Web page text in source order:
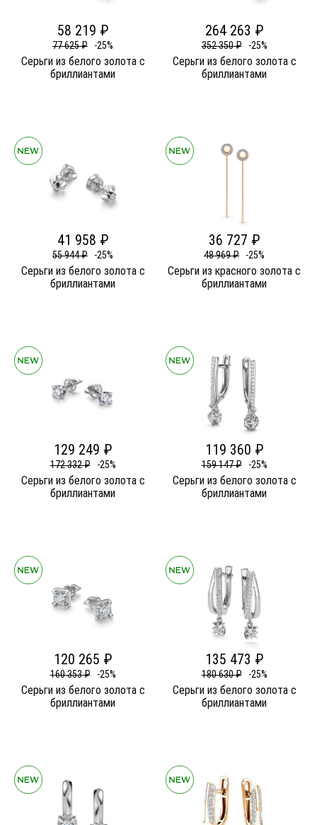
58 219 ₽
77 625 ₽ -25%
Серьги из белого золота c
бриллиантами
264 263 ₽
352 350 ₽ -25%
Серьги из белого золота c
бриллиантами
41 958 ₽
55 944 ₽ -25%
Серьги из белого золота c
бриллиантами
36 727 ₽
48 969 ₽ -25%
Серьги из красного золота c
бриллиантами
129 249 ₽
172 332 ₽ -25%
Серьги из белого золота c
бриллиантами
119 360 ₽
159 147 ₽ -25%
Серьги из белого золота c
бриллиантами
120 265 ₽
160 353 ₽ -25%
Серьги из белого золота c
бриллиантами
135 473 ₽
180 630 ₽ -25%
Серьги из белого золота c
бриллиантами